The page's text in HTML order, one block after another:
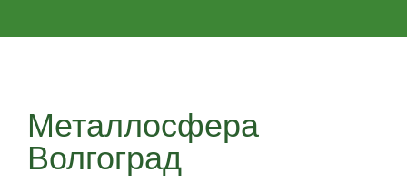
Металлосфера
Волгоград